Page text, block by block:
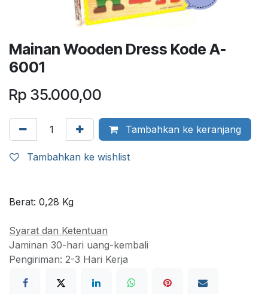
Mainan Wooden Dress Kode A-
6001
Rp 35.000,00
Tambahkan ke keranjang
Tambahkan ke wishlist
Berat: 0,28 Kg
Syarat dan Ketentuan
Jaminan 30-hari uang-kembali
Pengiriman: 2-3 Hari Kerja